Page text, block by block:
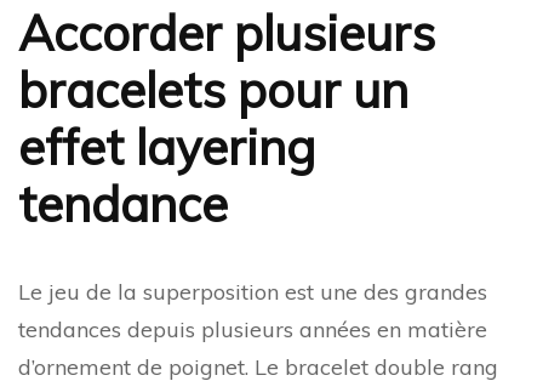
Accorder plusieurs
bracelets pour un
effet layering
tendance
Le jeu de la superposition est une des grandes
tendances depuis plusieurs années en matière
d’ornement de poignet. Le bracelet double rang